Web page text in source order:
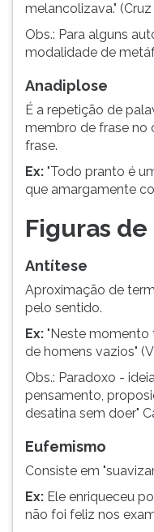
melancolizava."
Obs.: Para alguns
modalidade de
Anadiplose
É a repetição de
membro de frase
frase.
Ex: "Todo pranto é
que amargamente
Figuras
Antítese
Aproximação de
pelo sentido.
Ex: "Neste momento
de homens vazios"
Obs.: Paradoxo -
pensamento,
desatina sem doer"
Eufemismo
Consiste em
Ex: Ele enriqueceu
não foi feliz nos